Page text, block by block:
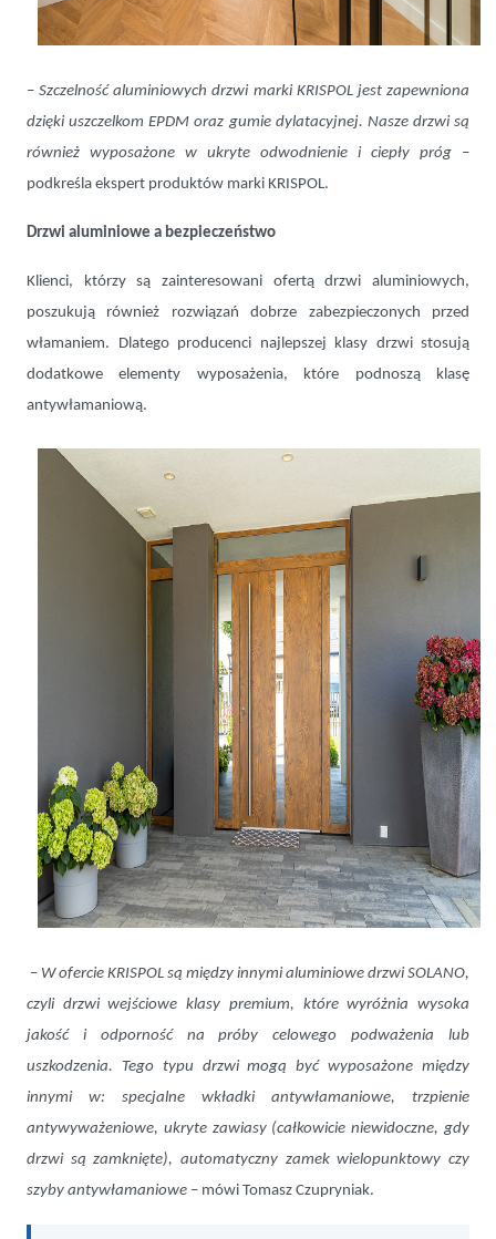
–Szczelność aluminiowych drzwi marki KRISPOL jest zapewniona
dzięki uszczelkom EPDM oraz gumie dylatacyjnej. Nasze drzwi są
również wyposażone w ukryte odwodnienie i ciepły próg –
podkreśla ekspert produktów marki KRISPOL.
Drzwi aluminiowe a bezpieczeństwo
Klienci, którzy są zainteresowani ofertą drzwi aluminiowych,
poszukują również rozwiązań dobrze zabezpieczonych przed
włamaniem. Dlatego producenci najlepszej klasy drzwi stosują
dodatkowe elementy wyposażenia, które podnoszą klasę
antywłamaniową.
– W ofercie KRISPOL są między innymi aluminiowe drzwi SOLANO,
czyli drzwi wejściowe klasy premium, które wyróżnia wysoka
jakość i odporność na próby celowego podważenia lub
uszkodzenia. Tego typu drzwi mogą być wyposażone między
innymi w: specjalne wkładki antywłamaniowe, trzpienie
antywyważeniowe, ukryte zawiasy (całkowicie niewidoczne, gdy
drzwi są zamknięte), automatyczny zamek wielopunktowy czy
szyby antywłamaniowe – mówi Tomasz Czupryniak.